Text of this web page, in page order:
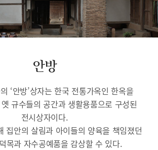
안방
‘안방’상자는 한국 전통가옥인 한옥을
규수들의 공간과 생활용품으로 구성된
전시상자이다.
집안의 살림과 아이들의 양육을 책임졌던
목과 자수공예품을 감상할 수 있다.